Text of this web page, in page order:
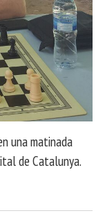
una matinada
de Catalunya.